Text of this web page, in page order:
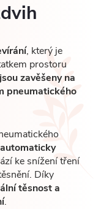
, který je
prostoru
zavěšeny na
pneumatického
automaticky
ke snížení tření
Díky
těsnost a
.